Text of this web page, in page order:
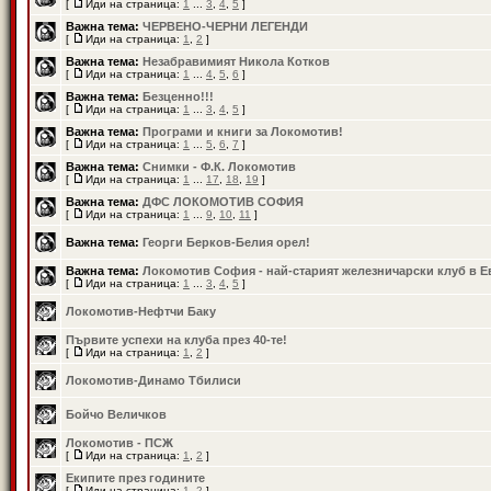
[ Иди на страница: 1 3 4 5 ]
Важна тема: ЧЕРВЕНО-ЧЕРНИ ЛЕГЕНДИ
[ Иди на страница: 1 2 ]
Важна тема: Незабравимият Никола Котков
[ Иди на страница: 1 4 5 6 ]
Важна тема: Безценно!!!
[ Иди на страница: 1 3 4 5 ]
Важна тема: Програми и книги за Локомотив!
[ Иди на страница: 1 5 6 7 ]
Важна тема: Снимки - Ф.К. Локомотив
[ Иди на страница: 1 17 18 19 ]
Важна тема: ДФС ЛОКОМОТИВ СОФИЯ
[ Иди на страница: 1 9 10 11 ]
Важна тема: Георги Берков-Белия орел!
Важна тема: Локомотив София - най-старият железничарски клуб в
[ Иди на страница: 1 3 4 5 ]
Локомотив-Нефтчи Баку
Първите успехи на клуба през 40-те!
[ Иди на страница: 1 2 ]
Локомотив-Динамо Тбилиси
Бойчо Величков
Локомотив - ПСЖ
[ Иди на страница: 1 2 ]
Екипите през годините